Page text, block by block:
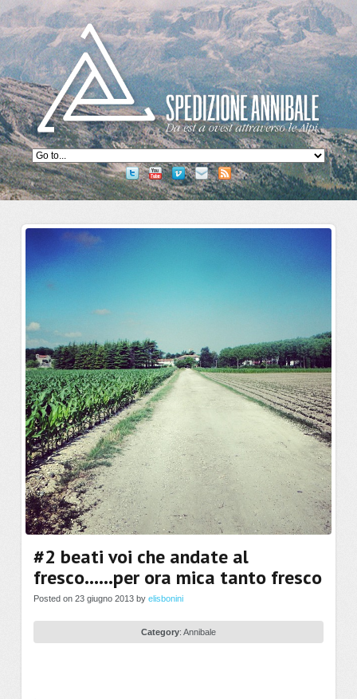
#2 beati voi che andate al
fresco……per ora mica tanto fresco
Posted on 23 giugno 2013 by elisbonini
Category: Annibale